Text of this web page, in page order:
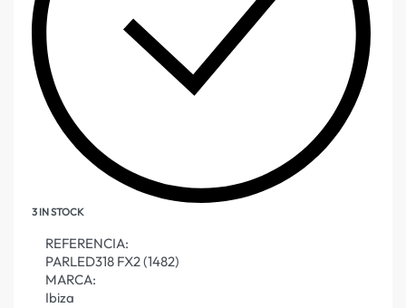
3 IN STOCK
REFERENCIA:
PARLED318 FX2 (1482)
MARCA:
Ibiza